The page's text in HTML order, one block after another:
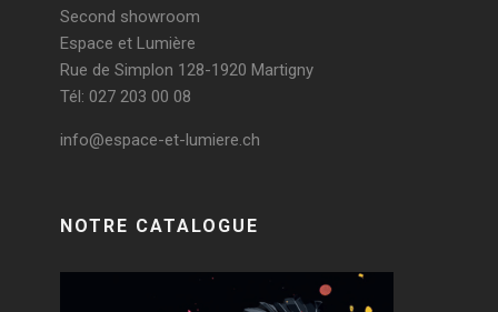
Second showroom
Espace et Lumière
Rue de Simplon 128-1920 Martigny
Tél: 027 203 00 08
info@espace-et-lumiere.ch
NOTRE CATALOGUE